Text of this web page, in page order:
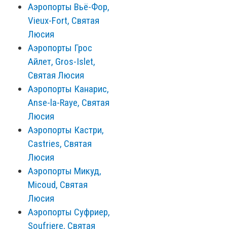
Аэропорты Вьё-Фор,
Vieux-Fort, Святая
Люсия
Аэропорты Грос
Айлет, Gros-Islet,
Святая Люсия
Аэропорты Канарис,
Anse-la-Raye, Святая
Люсия
Аэропорты Кастри,
Castries, Святая
Люсия
Аэропорты Микуд,
Micoud, Святая
Люсия
Аэропорты Суфриер,
Soufriere, Святая